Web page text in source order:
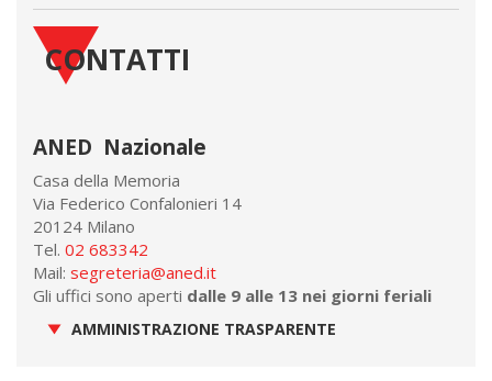
CONTATTI
ANED Nazionale
Casa della Memoria
Via Federico Confalonieri 14
20124 Milano
Tel. 02 683342
Mail: segreteria@aned.it
Gli uffici sono aperti dalle 9 alle 13 nei giorni feriali
AMMINISTRAZIONE TRASPARENTE